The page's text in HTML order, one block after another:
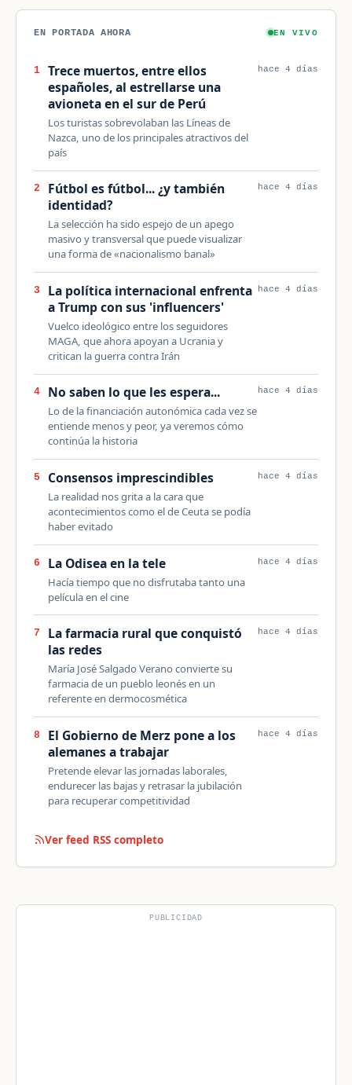
EN PORTADA AHORA EN VIVO
1
Trece muertos, entre ellos
españoles, al estrellarse una
avioneta en el sur de Perú
Los turistas sobrevolaban las Líneas de
Nazca, uno de los principales atractivos del
país
hace 4 días
2
Fútbol es fútbol... ¿y también
identidad?
La selección ha sido espejo de un apego
masivo y transversal que puede visualizar
una forma de «nacionalismo banal»
hace 4 días
3
La política internacional enfrenta
a Trump con sus 'influencers'
Vuelco ideológico entre los seguidores
MAGA, que ahora apoyan a Ucrania y
critican la guerra contra Irán
hace 4 días
4 No saben lo que les espera...
Lo de la financiación autonómica cada vez se
entiende menos y peor, ya veremos cómo
continúa la historia
hace 4 días
5 Consensos imprescindibles
La realidad nos grita a la cara que
acontecimientos como el de Ceuta se podía
haber evitado
hace 4 días
6 La Odisea en la tele
Hacía tiempo que no disfrutaba tanto una
película en el cine
hace 4 días
7
La farmacia rural que conquistó
las redes
María José Salgado Verano convierte su
farmacia de un pueblo leonés en un
referente en dermocosmética
hace 4 días
8
El Gobierno de Merz pone a los
alemanes a trabajar
Pretende elevar las jornadas laborales,
endurecer las bajas y retrasar la jubilación
para recuperar competitividad
hace 4 días
Ver feed RSS completo
PUBLICIDAD